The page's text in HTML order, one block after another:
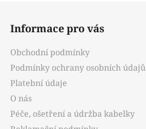
Informace pro vás
Obchodní podmínky
Podmínky ochrany osobních údajů
Platební údaje
O nás
Péče, ošetření a údržba kabelky